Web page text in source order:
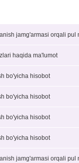
jamg'armasi orqali
haqida ma'lumot
bo'yicha hisobot
bo'yicha hisobot
bo'yicha hisobot
bo'yicha hisobot
jamg'armasi orqali pul